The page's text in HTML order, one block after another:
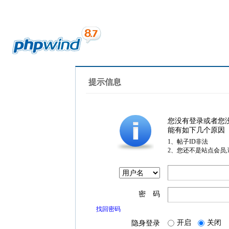
提示信息
您没有登录或者您
能有如下几个原因
1、帖子ID非法
2、您还不是站点会员
密 码
找回密码
隐身登录 开启 关闭